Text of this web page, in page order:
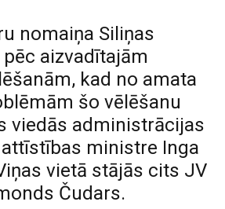
nomaiņa Siliņas
aizvadītajām
kad no amata
šo vēlēšanu
viedās administrācijas
ministre Inga
vietā stājās cits JV
Čudars.